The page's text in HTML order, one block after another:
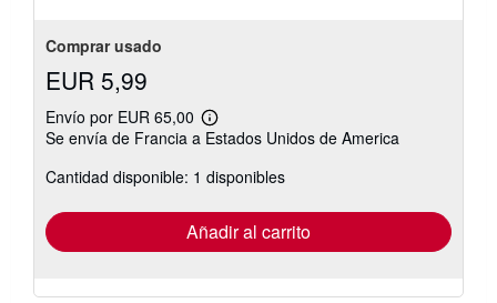
Comprar usado
EUR 5,99
Envío por EUR 65,00
Más
información
las
tarifas
envío
Se envía de Francia a Estados Unidos de America
Cantidad disponible: 1 disponibles
Añadir al carrito